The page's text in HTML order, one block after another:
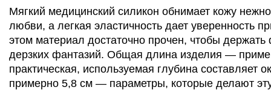
Мягкий медицинский силикон обнимает кожу
любви, а легкая эластичность дает уверенность
этом материал достаточно прочен, чтобы
дерзких фантазий. Общая длина изделия —
практическая, используемая глубина составляет
примерно 5,8 см — параметры, которые делают